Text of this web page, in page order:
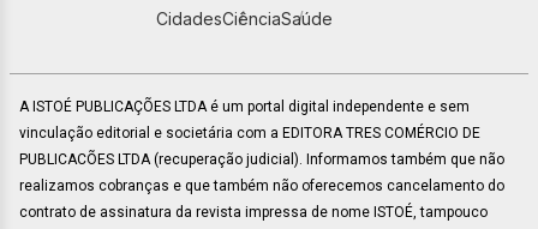
CidadesCiênciaSaúde
A ISTOÉ PUBLICAÇÕES LTDA é um portal digital independente e sem
vinculação editorial e societária com a EDITORA TRES COMÉRCIO DE
PUBLICACÕES LTDA (recuperação judicial). Informamos também que não
realizamos cobranças e que também não oferecemos cancelamento do
contrato de assinatura da revista impressa de nome ISTOÉ, tampouco